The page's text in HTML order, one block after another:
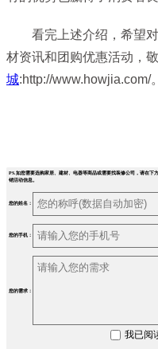
看完上述介绍，希望
材资讯和团购优惠活动，
城:http://www.howjia.com/。
PS.如您需要选购家居、建材、电器等商品或需要找装修公司，请在
销活动信息。
您的姓名：
您的手机：
您的需求：
我已阅